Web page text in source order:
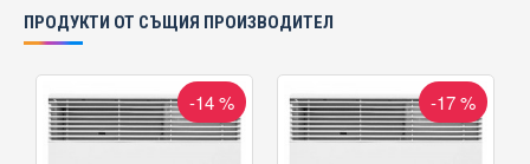
ПРОДУКТИ ОТ СЪЩИЯ ПРОИЗВОДИТЕЛ
-14 % -17 %